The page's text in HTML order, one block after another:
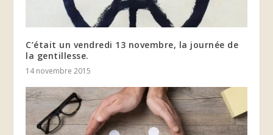
C’était un vendredi 13 novembre, la journée de
la gentillesse.
14 novembre 2015